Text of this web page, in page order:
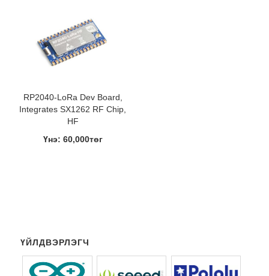
RP2040-LoRa Dev Board,
Integrates SX1262 RF Chip,
HF
Үнэ: 60,000төг
ҮЙЛДВЭРЛЭГЧ